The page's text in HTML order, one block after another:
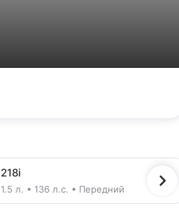
218i
1.5 л. • 136 л.с. • Передний